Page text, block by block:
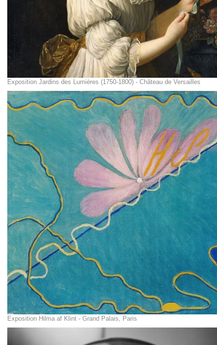
Exposition Jardins des Lumières (1750-1800) - Château de Versailles
Exposition Hilma af Klint - Grand Palais, Paris